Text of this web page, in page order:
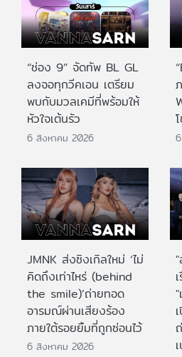
“ช่อง 9” จัดทัพ BL GL
ลงจอทุกวีคเอน เตรียม
พบกับมวลเคมีที่พร้อมให้
หัวใจเต้นรัว
6 สิงหาคม 2026
JMNK ส่งซิงเกิลใหม่ ‘ไม่
คิดถึงเท่าไหร่ (behind
the smile)’ถ่ายทอด
อารมณ์ผ่านเสียงร้อง
ภายใต้รอยยิ้มที่ถูกซ่อนไว้
6 สิงหาคม 2026